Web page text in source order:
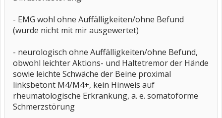
- EMG wohl ohne Auffälligkeiten/ohne Befund
(wurde nicht mit mir ausgewertet)
- neurologisch ohne Auffälligkeiten/ohne Befund,
obwohl leichter Aktions- und Haltetremor der Hände
sowie leichte Schwäche der Beine proximal
linksbetont M4/M4+, kein Hinweis auf
rheumatologische Erkrankung, a. e. somatoforme
Schmerzstörung